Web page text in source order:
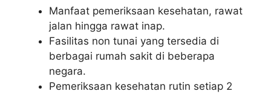
Manfaat pemeriksaan kesehatan, rawat
jalan hingga rawat inap.
Fasilitas non tunai yang tersedia di
berbagai rumah sakit di beberapa
negara.
Pemeriksaan kesehatan rutin setiap 2